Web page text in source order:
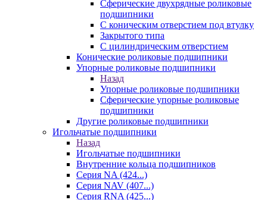
Сферические двухрядные роликовые
подшипники
С коническим отверстием под втулку
Закрытого типа
С цилиндрическим отверстием
Конические роликовые подшипники
Упорные роликовые подшипники
Назад
Упорные роликовые подшипники
Сферические упорные роликовые
подшипники
Другие роликовые подшипники
Игольчатые подшипники
Назад
Игольчатые подшипники
Внутренние кольца подшипников
Серия NA (424...)
Серия NAV (407...)
Серия RNA (425...)